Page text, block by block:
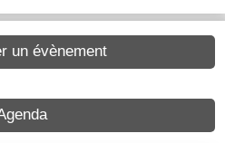
un évènement